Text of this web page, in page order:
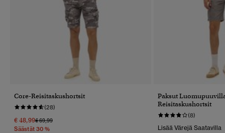
Core-Reisitaskushortsit
(28)
€ 48,99Hinta Alennettu Hinnasta
€ 69,99Hintaan
Säästät 30 %
Paksut
Reisitaskushortsit
(8)
Lisää Värejä Saatavilla